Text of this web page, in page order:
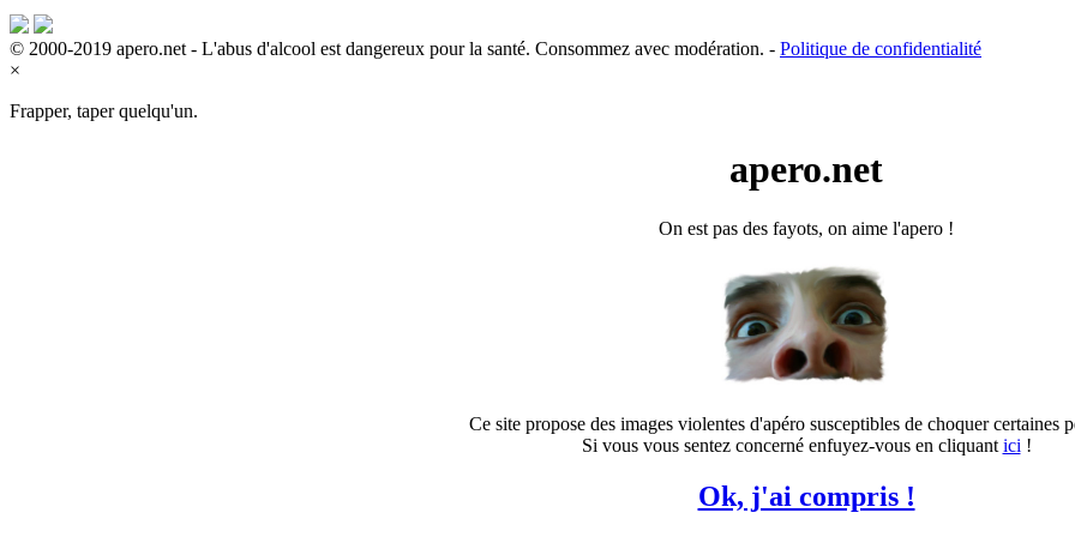
© 2000-2019 apero.net - L'abus d'alcool est dangereux pour la santé. Consommez avec modération. - Politique de confidentialité
×
Frapper, taper quelqu'un.
apero.net
On est pas des fayots, on aime l'apero !
Ce site propose des images violentes d'apéro susceptibles de choquer certaines
Si vous vous sentez concerné enfuyez-vous en cliquant ici !
Ok, j'ai compris !